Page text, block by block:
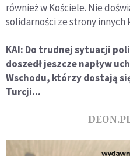
również w Kościele. Nie
solidarności ze strony
KAI: Do trudnej sytuacji
doszedł jeszcze napływ
Wschodu, którzy dostają
Turcji...